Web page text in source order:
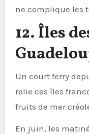
ne complique les
12. Îles
Un court ferry
relie ces îles
fruits de mer
En juin, les